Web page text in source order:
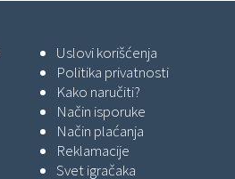
Uslovi korišćenja
Politika privatnosti
Kako naručiti?
Način isporuke
Način plaćanja
Reklamacije
Svet igračaka